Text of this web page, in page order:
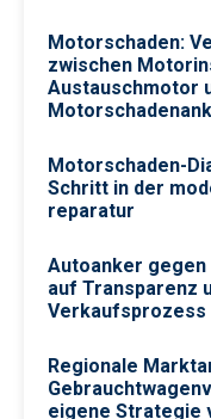
Motorschaden:
zwischen
Austauschmotor
Motorschaden-
Schritt in der
reparatur
Autoanker gegen
auf Transparenz
Verkaufsprozess
Regionale
eigene Strategie